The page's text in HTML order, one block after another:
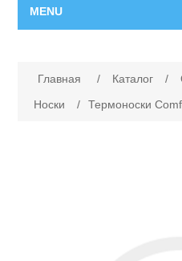
MENU
Каталог
Главная / Каталог /
Носки
/ Термоноски